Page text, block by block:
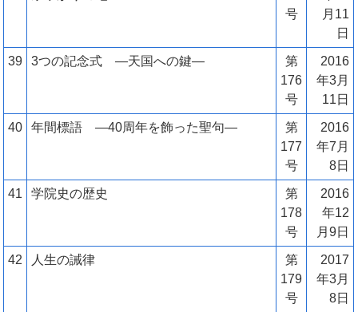
号
月11
日
39 3つの記念式 ―天国への鍵―
第
176
号
2016
年3月
11日
40 年間標語 ―40周年を飾った聖句―
第
177
号
2016
年7月
8日
41 学院史の歴史
第
178
号
2016
年12
月9日
42 人生の誡律
第
179
号
2017
年3月
8日